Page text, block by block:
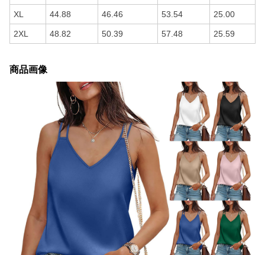
XL 44.88 46.46 53.54 25.00
2XL 48.82 50.39 57.48 25.59
商品画像